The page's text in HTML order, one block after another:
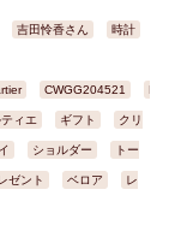
吉田怜香さん 時計
CWGG204521
ィエ ギフト クリ
ショルダー トー
ゼント ベロア レ